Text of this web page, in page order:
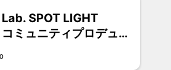
Lab. SPOT LIGHT
和樹さん